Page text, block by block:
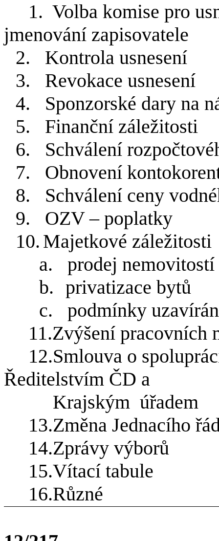
1. Volba komise pro
jmenování zapisovatele
2.
Kontrola usnesení
3.
Revokace usnesení
4.
Sponzorské dary na
5.
Finanční záležitosti
6.
Schválení
7.
Obnovení
8.
Schválení ceny
9.
OZV – poplatky
10. Majetkové záležitosti
a.
prodej nemovitostí
b. privatizace bytů
c.
podmínky
11.Zvýšení pracovních
12.Smlouva o
Ředitelstvím ČD a
Krajským úřadem
13.Změna Jednacího
14.Zprávy výborů
15.Vítací tabule
16.Různé